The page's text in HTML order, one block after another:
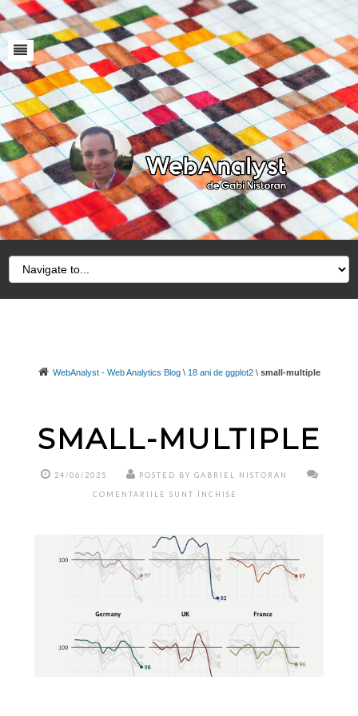
WebAnalyst - Web Analytics Blog\ 18 ani de ggplot2\ small-multiple
SMALL-MULTIPLE
24/06/2025 POSTED BY GABRIEL NISTORAN
COMENTARIILE SUNT ÎNCHISE